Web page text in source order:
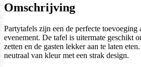
Omschrijving
Partytafels zijn een de perfecte toevoeging
evenement. De tafel is uitermate geschikt
zetten en de gasten lekker aan te laten
neutraal van kleur met een strak design.